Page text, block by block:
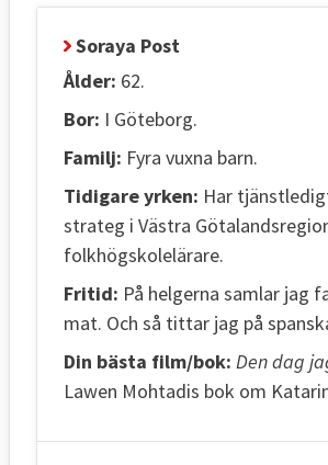
Soraya Post
Ålder: 62.
Bor: I Göteborg.
Familj: Fyra vuxna barn.
Tidigare yrken: Har
strateg i Västra
folkhögskolelärare.
Fritid: På helgerna samlar jag
mat. Och så tittar jag på
Din bästa film/bok: Den dag
Lawen Mohtadis bok om